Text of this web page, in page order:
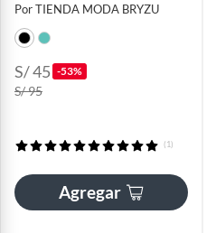
Por TIENDA MODA BRYZU
S/ 45 -53%
S/ 95
(1)
Agregar